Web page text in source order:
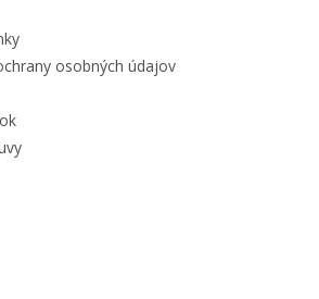
osobných údajov